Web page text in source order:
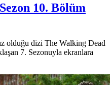
10. Bölüm
olduğu dizi The Walking Dead
7. Sezonuyla ekranlara